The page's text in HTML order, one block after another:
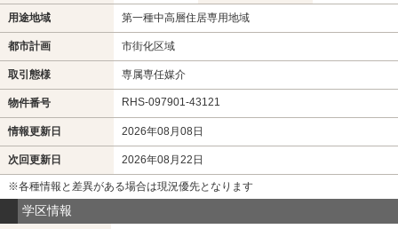
用途地域 第一種中高層住居専用地域
都市計画 市街化区域
取引態様 専属専任媒介
物件番号 RHS-097901-43121
情報更新日 2026年08月08日
次回更新日 2026年08月22日
※各種情報と差異がある場合は現況優先となります
学区情報